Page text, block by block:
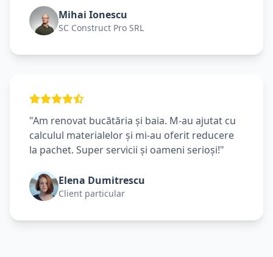
Mihai Ionescu
SC Construct Pro SRL
"Am renovat bucătăria și baia. M-au ajutat cu
calculul materialelor și mi-au oferit reducere
la pachet. Super servicii și oameni serioși!"
Elena Dumitrescu
Client particular